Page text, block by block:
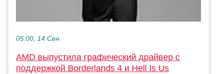
05:00, 14 Сен
AMD выпустила графический драйвер с
поддержкой Borderlands 4 и Hell Is Us